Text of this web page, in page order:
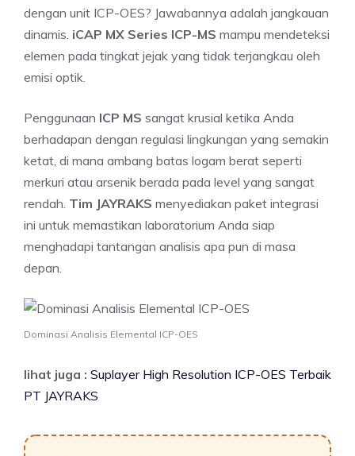
dengan unit ICP-OES? Jawabannya adalah jangkauan
dinamis. iCAP MX Series ICP-MS mampu mendeteksi
elemen pada tingkat jejak yang tidak terjangkau oleh
emisi optik.
Penggunaan ICP MS sangat krusial ketika Anda
berhadapan dengan regulasi lingkungan yang semakin
ketat, di mana ambang batas logam berat seperti
merkuri atau arsenik berada pada level yang sangat
rendah. Tim JAYRAKS menyediakan paket integrasi
ini untuk memastikan laboratorium Anda siap
menghadapi tantangan analisis apa pun di masa
depan.
Dominasi Analisis Elemental ICP-OES
lihat juga : Suplayer High Resolution ICP-OES Terbaik
PT JAYRAKS